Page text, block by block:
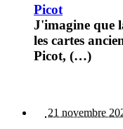
Picot
J'imagine que
les cartes
Picot, (…)
21 novembre